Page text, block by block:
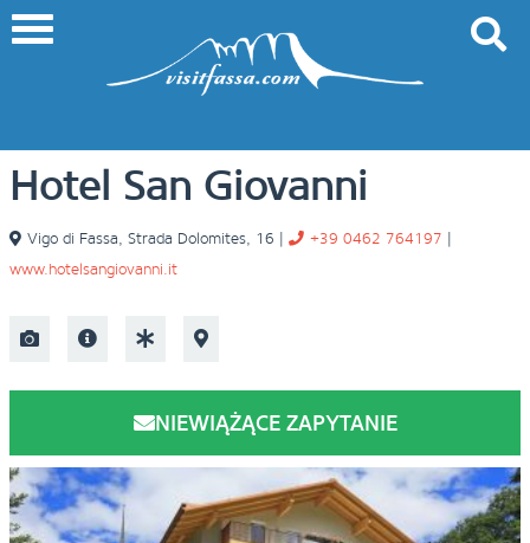
Hotel San Giovanni
Vigo di Fassa, Strada Dolomites, 16 | +39 0462 764197 |
www.hotelsangiovanni.it
NIEWIĄŻĄCE ZAPYTANIE